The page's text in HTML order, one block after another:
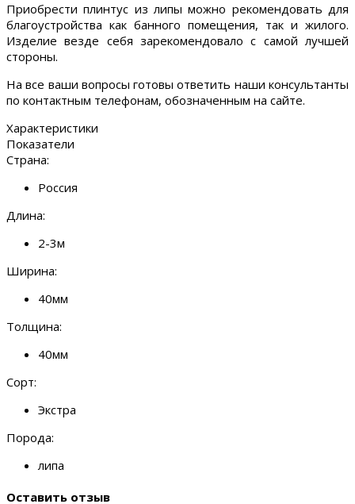
Приобрести плинтус из липы можно рекомендовать для
благоустройства как банного помещения, так и жилого.
Изделие везде себя зарекомендовало с самой лучшей
стороны.
На все ваши вопросы готовы ответить наши консультанты
по контактным телефонам, обозначенным на сайте.
Характеристики
Показатели
Страна:
Россия
Длина:
2-3м
Ширина:
40мм
Толщина:
40мм
Сорт:
Экстра
Порода:
липа
Оставить отзыв